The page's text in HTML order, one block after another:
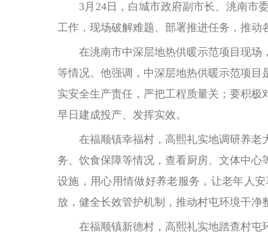
3月24日，白城市政府副市长、洮南市委
工作，现场破解难题、部署推进任务，推动
在洮南市中深层地热供暖示范项目现场
等情况。他强调，中深层地热供暖示范项
实安全生产责任，严把工程质量关；要积
早日建成投产、发挥实效。
在福顺镇幸福村，高熙礼实地调研养老
务、饮食保障等情况，查看厨房、文体中
设施，用心用情做好养老服务，让老年人
放，健全长效管护机制，推动村屯环境干净
在福顺镇新德村，高熙礼实地踏查村屯